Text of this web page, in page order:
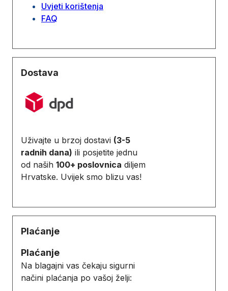
Uvjeti korištenja
FAQ
Dostava
Uživajte u brzoj dostavi (3-5
radnih dana) ili posjetite jednu
od naših 100+ poslovnica diljem
Hrvatske. Uvijek smo blizu vas!
Plaćanje
Plaćanje
Na blagajni vas čekaju sigurni
načini plaćanja po vašoj želji: